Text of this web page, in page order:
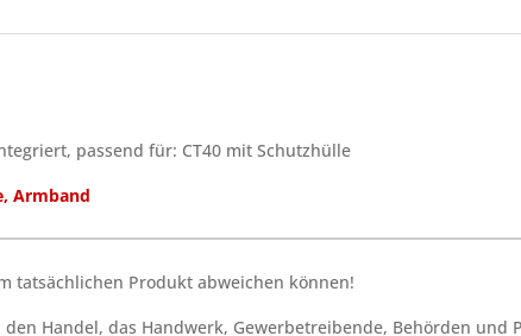
passend für: CT40 mit Schutzhülle
Armband
tatsächlichen Produkt abweichen können!
Handel, das Handwerk, Gewerbetreibende, Behörden und